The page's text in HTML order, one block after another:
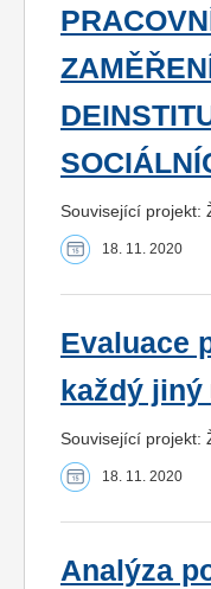
Související projekt:
18. 11. 2020
Evaluace
každý jiný
Související projekt:
18. 11. 2020
Analýza